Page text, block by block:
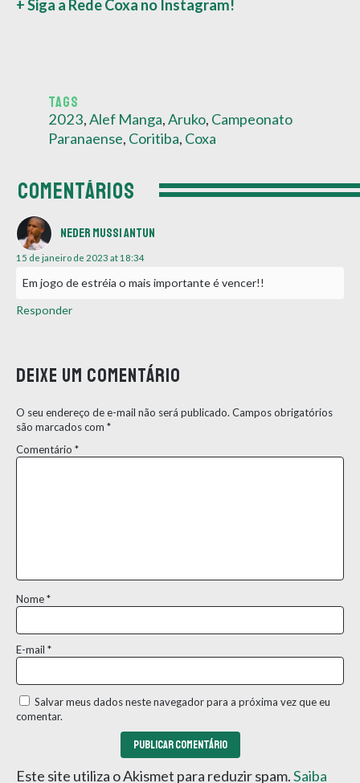
+ Siga a Rede Coxa no Instagram!
TAGS
2023,Alef Manga,Aruko, Campeonato
Paranaense, Coritiba, Coxa
COMENTÁRIOS
Neder Mussi Antun
15 de janeiro de 2023 at 18:34
Em jogo de estréia o mais importante é vencer!!
Responder
Deixe um comentário
O seu endereço de e-mail não será publicado. Campos obrigatórios
são marcados com *
Comentário *
Nome*
E-mail *
Salvar meus dados neste navegador para a próxima vez que eu
comentar.
Este site utiliza o Akismet para reduzir spam.Saiba